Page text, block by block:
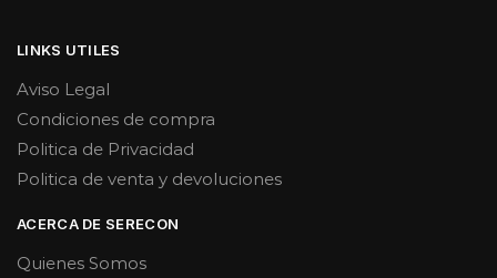
LINKS UTILES
Aviso Legal
Condiciones de compra
Politica de Privacidad
Politica de venta y devoluciones
ACERCA DE SERECON
Quienes Somos